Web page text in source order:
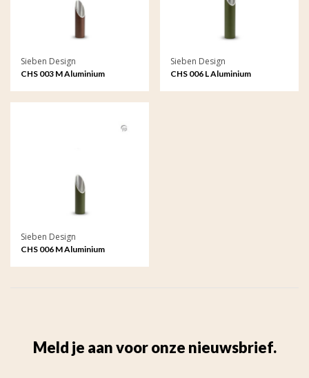
Sieben Design
CHS 003 M Aluminium
Sieben Design
CHS 006 L Aluminium
Sieben Design
CHS 006 M Aluminium
Meld je aan voor onze nieuwsbrief.